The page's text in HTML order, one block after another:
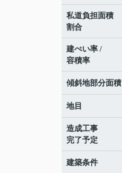
私道負担面積
割合
建ぺい率 /
容積率
傾斜地部分面積
地目
造成工事
完了予定
建築条件